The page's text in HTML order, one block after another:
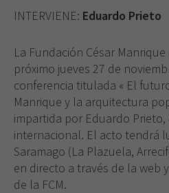
INTERVIENE: Eduardo Prieto
La Fundación César Manrique
próximo jueves 27 de
conferencia titulada « El
Manrique y la arquitectura
impartida por Eduardo
internacional. El acto tendrá
Saramago (La Plazuela,
en directo a través de la web
de la FCM.